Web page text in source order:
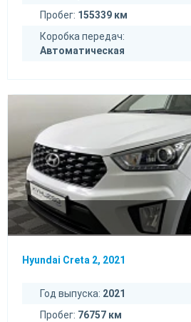
Пробег: 155339 км
Коробка передач:
Автоматическая
Hyundai Creta 2, 2021
Год выпуска: 2021
Пробег: 76757 км